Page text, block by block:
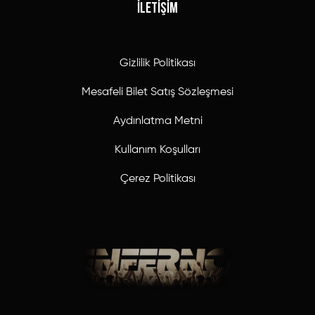
İLETİŞİM
Gizlilik Politikası
Mesafeli Bilet Satış Sözleşmesi
Aydınlatma Metni
Kullanım Koşulları
Çerez Politikası